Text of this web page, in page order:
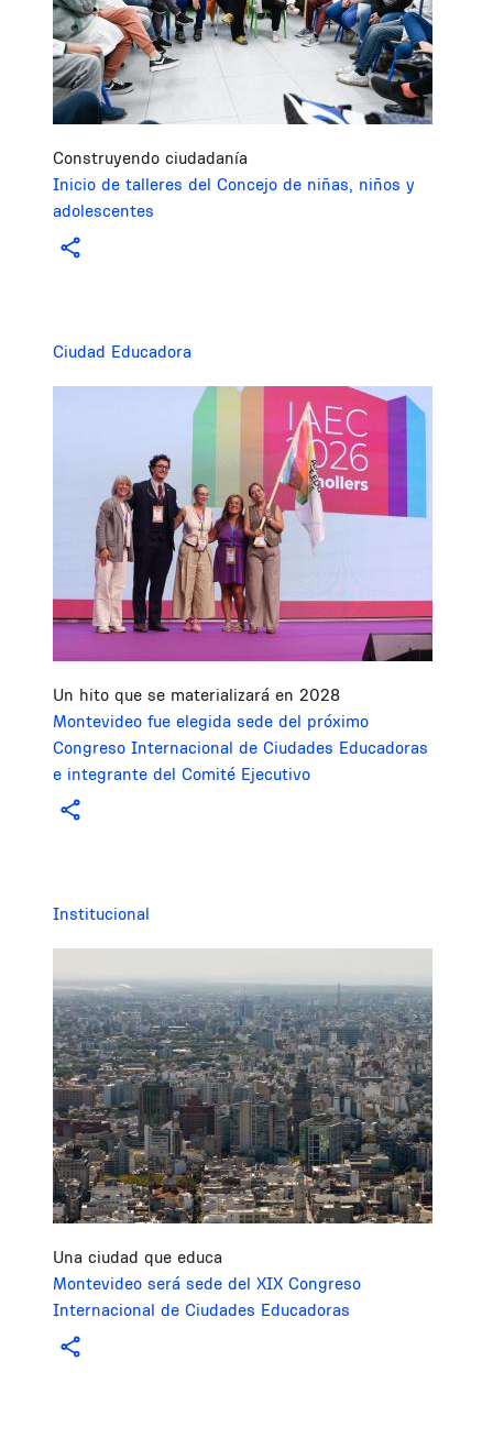
Construyendo ciudadanía
Inicio de talleres del Concejo de niñas, niños y
adolescentes
Ciudad Educadora
Un hito que se materializará en 2028
Montevideo fue elegida sede del próximo
Congreso Internacional de Ciudades Educadoras
e integrante del Comité Ejecutivo
Institucional
Una ciudad que educa
Montevideo será sede del XIX Congreso
Internacional de Ciudades Educadoras